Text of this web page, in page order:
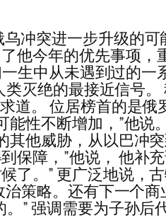
冲突进一步升级的可
今年的优先事项，
生中从未遇到过的
灭绝的最接近信号
。 位居榜首的是
性不断增加，”他说
他威胁，从以巴冲
保障，”他说， 他补
。” 更广泛地说，
策略。还有下一个
” 强调需要为子孙后